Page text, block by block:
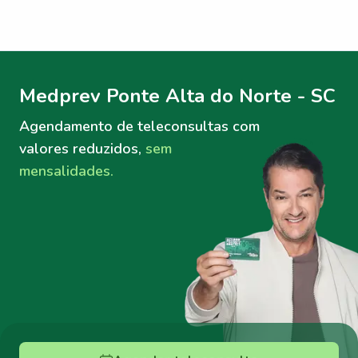
Medprev Ponte Alta do Norte - SC
Agendamento de teleconsultas com
valores reduzidos, sem
mensalidades.